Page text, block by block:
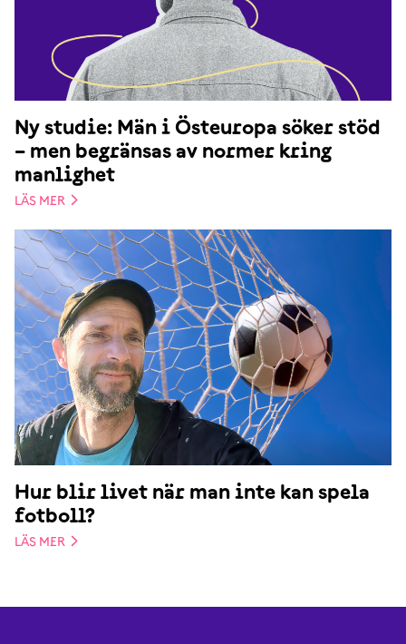
Ny studie: Män i Östeuropa söker stöd
– men begränsas av normer kring
manlighet
LÄS MER
Hur blir livet när man inte kan spela
fotboll?
LÄS MER